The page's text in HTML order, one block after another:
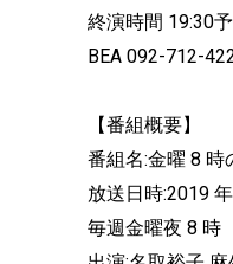
終演時間 19:30
BEA 092-712-
【番組概要】
番組名:金曜 8 時
放送日時:2019
毎週金曜夜 8 時